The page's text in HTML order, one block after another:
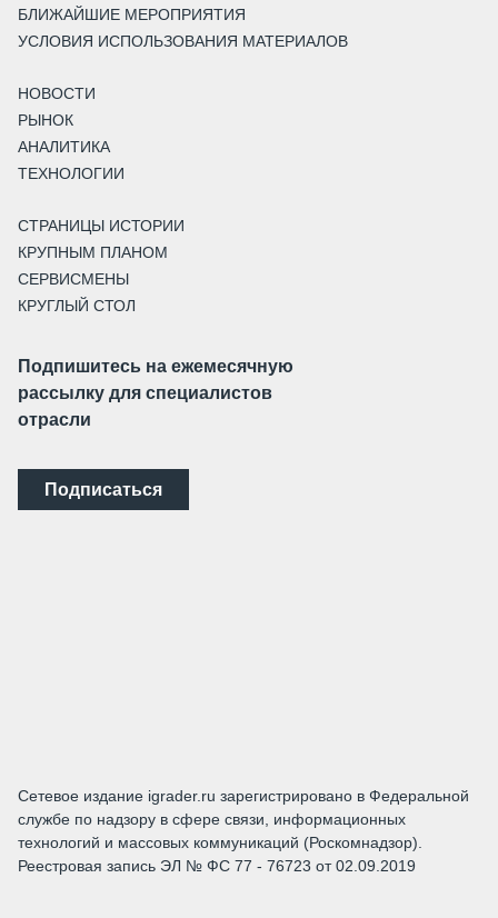
БЛИЖАЙШИЕ МЕРОПРИЯТИЯ
УСЛОВИЯ ИСПОЛЬЗОВАНИЯ МАТЕРИАЛОВ
НОВОСТИ
РЫНОК
АНАЛИТИКА
ТЕХНОЛОГИИ
СТРАНИЦЫ ИСТОРИИ
КРУПНЫМ ПЛАНОМ
СЕРВИСМЕНЫ
КРУГЛЫЙ СТОЛ
Подпишитесь на ежемесячную
рассылку для специалистов
отрасли
Подписаться
Сетевое издание igrader.ru зарегистрировано в Федеральной
службе по надзору в сфере связи, информационных
технологий и массовых коммуникаций (Роскомнадзор).
Реестровая запись ЭЛ № ФС 77 - 76723 от 02.09.2019